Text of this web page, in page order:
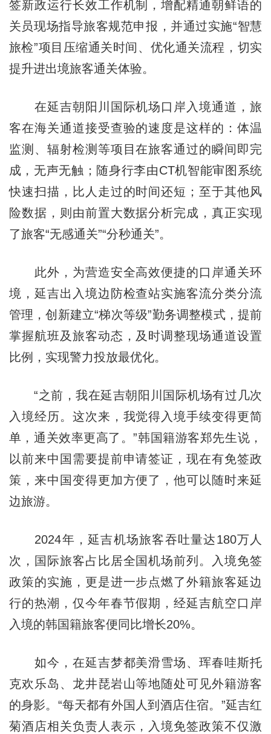
签新政运行长效工作机制，增配精通朝鲜语的
关员现场指导旅客规范申报，并通过实施“智慧
旅检”项目压缩通关时间、优化通关流程，切实
提升进出境旅客通关体验。
在延吉朝阳川国际机场口岸入境通道，旅
客在海关通道接受查验的速度是这样的：体温
监测、辐射检测等项目在旅客通过的瞬间即完
成，无声无触；随身行李由CT机智能审图系统
快速扫描，比人走过的时间还短；至于其他风
险数据，则由前置大数据分析完成，真正实现
了旅客“无感通关”“分秒通关”。
此外，为营造安全高效便捷的口岸通关环
境，延吉出入境边防检查站实施客流分类分流
管理，创新建立“梯次等级”勤务调整模式，提前
掌握航班及旅客动态，及时调整现场通道设置
比例，实现警力投放最优化。
“之前，我在延吉朝阳川国际机场有过几次
入境经历。这次来，我觉得入境手续变得更简
单，通关效率更高了。”韩国籍游客郑先生说，
以前来中国需要提前申请签证，现在有免签政
策，来中国变得更加方便了，他可以随时来延
边旅游。
2024年，延吉机场旅客吞吐量达180万人
次，国际旅客占比居全国机场前列。入境免签
政策的实施，更是进一步点燃了外籍旅客延边
行的热潮，仅今年春节假期，经延吉航空口岸
入境的韩国籍旅客便同比增长20%。
如今，在延吉梦都美滑雪场、珲春哇斯托
克欢乐岛、龙井琵岩山等地随处可见外籍游客
的身影。“每天都有外国人到酒店住宿。”延吉红
菊酒店相关负责人表示，入境免签政策不仅激